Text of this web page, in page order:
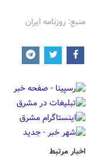
منبع: روزنامه ایران
اخبار مرتبط